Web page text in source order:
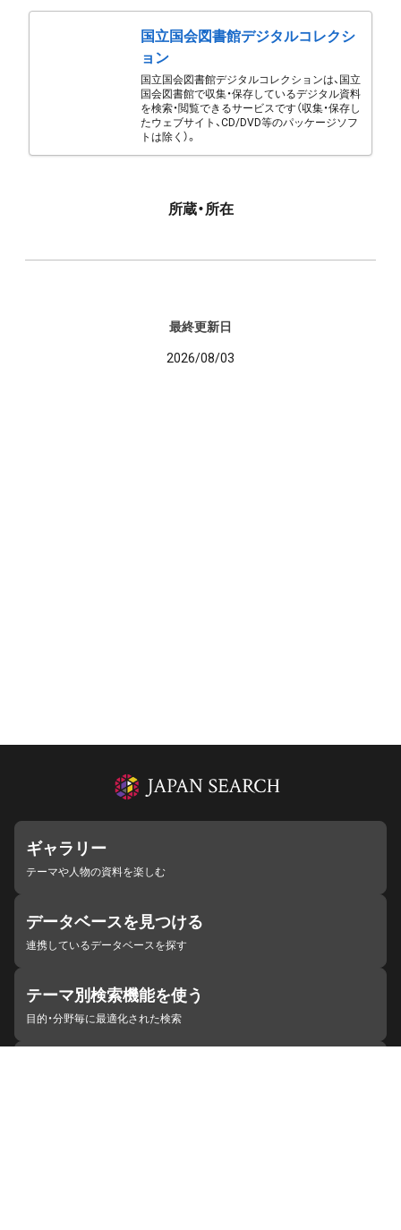
国立国会図書館デジタルコレクシ
ョン
国立国会図書館デジタルコレクションは、国立
国会図書館で収集・保存しているデジタル資料
を検索・閲覧できるサービスです（収集・保存し
たウェブサイト、CD/DVD等のパッケージソフ
トは除く）。
所蔵・所在
最終更新日
2026/08/03
ギャラリー
テーマや人物の資料を楽しむ
データベースを見つける
連携しているデータベースを探す
テーマ別検索機能を使う
目的・分野毎に最適化された検索